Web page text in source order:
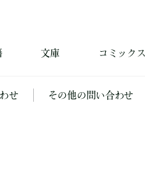
文庫 コミックス
せ その他の問い合わせ